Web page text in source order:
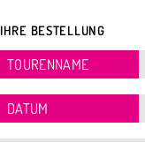
IHRE BESTELLUNG
TOURENNAME
DATUM